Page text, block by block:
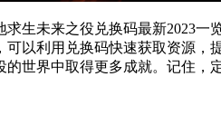
求生未来之役兑换码最新2023
可以利用兑换码快速获取资源
世界中取得更多成就。记住，